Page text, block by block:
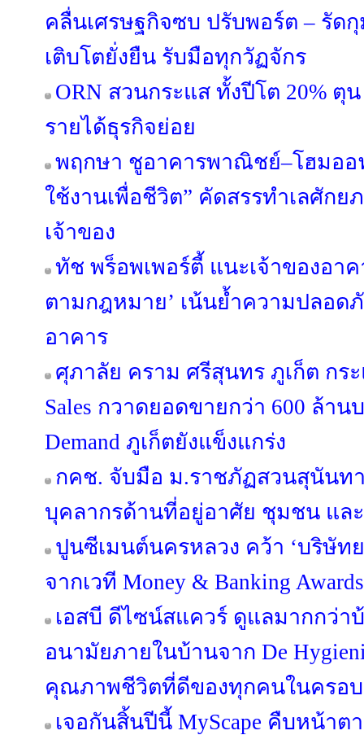
คลื่นเศรษฐกิจซบ ปรับพอร์ต – รัด
เติบโตยั่งยืน รับมือทุกวัฏจักร
ORN สวนกระแส ทั้งปีโต 20% ตุ
รายได้ธุรกิจย่อย
พฤกษา ชูอาคารพาณิชย์–โฮมออ
ใช้งานเพื่อชีวิต” คัดสรรทำเลศักย
เจ้าของ
ทัช พร็อพเพอร์ตี้ แนะเจ้าของอา
ตามกฎหมาย’ เน้นย้ำความปลอด
อาคาร
ศุภาลัย คราม ศรีสุนทร ภูเก็ต กร
Sales กวาดยอดขายกว่า 600 ล้าน
Demand ภูเก็ตยังแข็งแกร่ง
กคช. จับมือ ม.ราชภัฏสวนสุนัน
บุคลากรด้านที่อยู่อาศัย ชุมชน และ
ปูนซีเมนต์นครหลวง คว้า ‘บริษัท
จากเวที Money & Banking
เอสบี ดีไซน์สแควร์ ดูแลมากกว่า
อนามัยภายในบ้านจาก De
คุณภาพชีวิตที่ดีของทุกคนในครอ
เจอกันสิ้นปีนี้ MyScape คืบหน้า